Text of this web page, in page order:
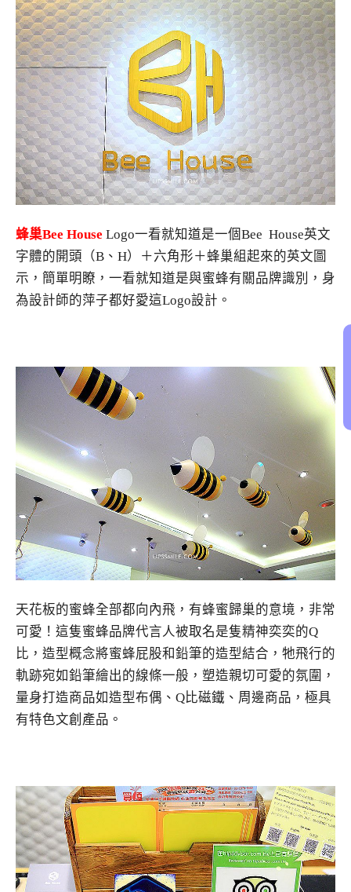
蜂巢Bee House Logo一看就知道是一個Bee House英文
字體的開頭（B、H）＋六角形＋蜂巢組起來的英文圖
示，簡單明瞭，一看就知道是與蜜蜂有關品牌識別，身
為設計師的萍子都好愛這Logo設計。
天花板的蜜蜂全部都向內飛，有蜂蜜歸巢的意境，非常
可愛！這隻蜜蜂品牌代言人被取名是隻精神奕奕的Q
比， 造型概念將蜜蜂屁股和鉛筆的造型結合， 牠飛行的
軌跡宛如鉛筆繪出的線條一般，塑造親切可愛的氛圍，
量身打造商品如造型布偶、 Q比磁鐵、周邊商品，極具
有特色文創產品。